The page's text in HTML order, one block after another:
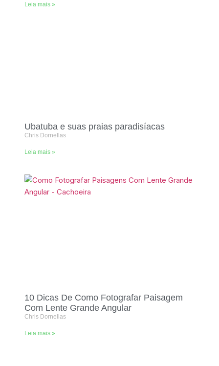
Leia mais »
Ubatuba e suas praias paradisíacas
Chris Dornellas
Leia mais »
10 Dicas De Como Fotografar Paisagem
Com Lente Grande Angular
Chris Dornellas
Leia mais »